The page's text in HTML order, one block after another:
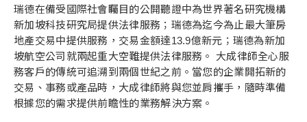
瑞德在備受國際社會矚目的公開聽證中為世界著名研究機構
新加坡科技研究局提供法律服務；瑞德為迄今為止最大筆房
地產交易中提供服務，交易金額達13.9億新元；瑞德為新加
坡航空公司就兩起重大空難提供法律服務。 大成律師全心服
務客戶的傳統可追溯到兩個世紀之前。當您的企業開拓新的
交易、事務或產品時，大成律師將與您並肩攜手，隨時準備
根據您的需求提供前瞻性的業務解決方案。